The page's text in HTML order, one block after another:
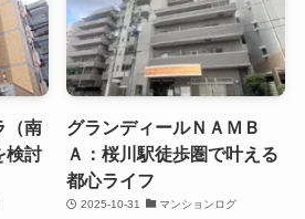
（南
検討
グランディールＮＡＭＢ
Ａ：桜川駅徒歩圏で叶える
都心ライフ
2025-10-31 マンションログ